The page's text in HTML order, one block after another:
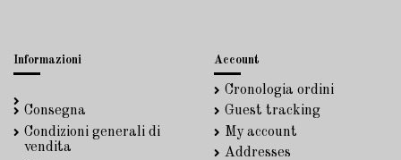
Informazioni
Consegna
Condizioni generali di
vendita
Account
Cronologia ordini
Guest tracking
My account
Addresses